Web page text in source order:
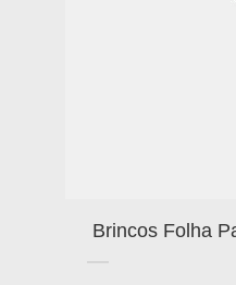
Brincos Folha